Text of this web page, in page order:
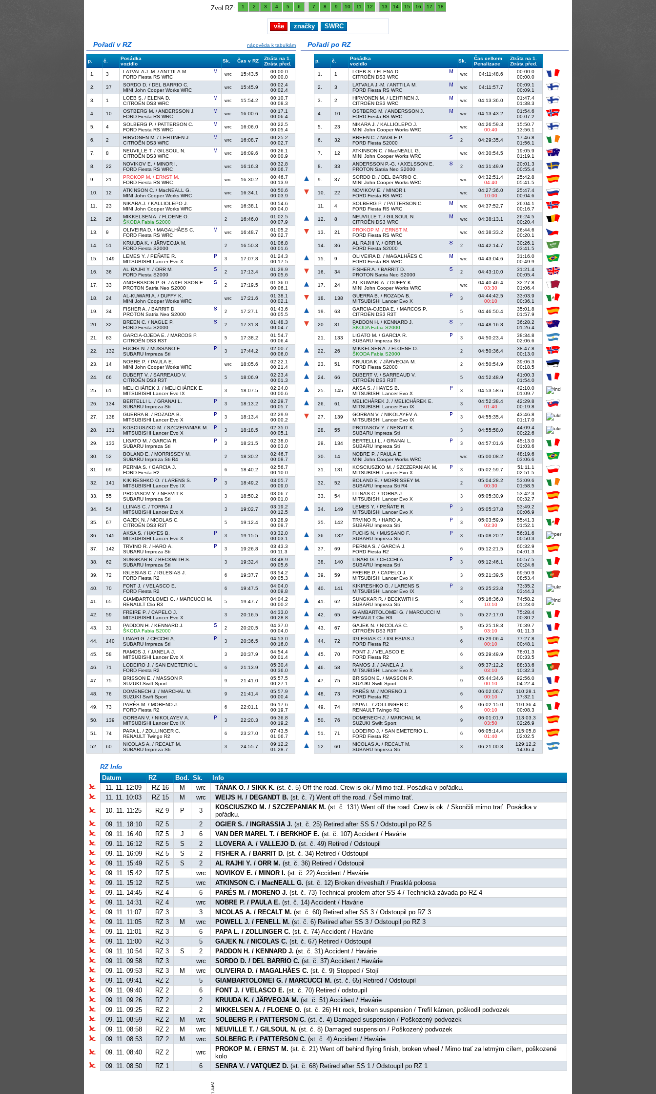
Zvol RZ: 1 2 3 4 5 6 7 8 9 10 11 12 13 14 15 16 17 18
vše značky SWRC
Pořadí v RZ nápověda k tabulkám
p. č.
Posádka
vozidlo
Sk. Čas v RZ
Ztráta na 1.
Ztráta před.
1.
3
LATVALA J.-M. / ANTTILA M.
FORD Fiesta RS WRC
wrc 15:43.5
00:00.0
00:00.0
2.
37
SORDO D. / DEL BARRIO C.
MINI John Cooper Works WRC
wrc 15:45.9
00:02.4
00:02.4
3.
1
LOEB S. / ELENA D.
CITROËN DS3 WRC
wrc 15:54.2
00:10.7
00:08.3
4.
10
OSTBERG M. / ANDERSSON J.
FORD Fiesta RS WRC
wrc 16:00.6
00:17.1
00:06.4
5.
4
SOLBERG P. / PATTERSON C.
FORD Fiesta RS WRC
wrc 16:06.0
00:22.5
00:05.4
6.
2
HIRVONEN M. / LEHTINEN J.
CITROËN DS3 WRC
wrc 16:08.7
00:25.2
00:02.7
7.
8
NEUVILLE T. / GILSOUL N.
CITROËN DS3 WRC
wrc 16:09.6
00:26.1
00:00.9
8.
22
NOVIKOV E. / MINOR I.
FORD Fiesta RS WRC
wrc 16:16.3
00:32.8
00:06.7
9.
21
PROKOP M. / ERNST M.
FORD Fiesta RS WRC
wrc 16:30.2
00:46.7
00:13.9
10.
12
ATKINSON C. / MacNEALL G.
MINI John Cooper Works WRC
wrc 16:34.1
00:50.6
00:03.9
11.
23
NIKARA J. / KALLIOLEPO J.
MINI John Cooper Works WRC
wrc 16:38.1
00:54.6
00:04.0
12.
26
MIKKELSEN A. / FLOENE O.
ŠKODA Fabia S2000
2 16:46.0
01:02.5
00:07.9
13.
9
OLIVEIRA D. / MAGALHÃES C.
FORD Fiesta RS WRC
wrc 16:48.7
01:05.2
00:02.7
14.
51
KRUUDA K. / JÄRVEOJA M.
FORD Fiesta S2000
2 16:50.3
01:06.8
00:01.6
15.
149
LEMES Y. / PEÑATE R.
MITSUBISHI Lancer Evo X
3 17:07.8
01:24.3
00:17.5
16.
36
AL RAJHI Y. / ORR M.
FORD Fiesta S2000
2 17:13.4
01:29.9
00:05.6
17.
33
ANDERSSON P.-G. / AXELSSON E.
PROTON Satria Neo S2000
2 17:19.5
01:36.0
00:06.1
18.
24
AL-KUWARI A. / DUFFY K.
MINI John Cooper Works WRC
wrc 17:21.6
01:38.1
00:02.1
19.
34
FISHER A. / BARRIT D.
PROTON Satria Neo S2000
2 17:27.1
01:43.6
00:05.5
20.
32
BREEN C. / NAGLE P.
FORD Fiesta S2000
2 17:31.8
01:48.3
00:04.7
21.
63
GARCIA-OJEDA E. / MARCOS P.
CITROËN DS3 R3T
5 17:38.2
01:54.7
00:06.4
22.
132
FUCHS N. / MUSSANO F.
SUBARU Impreza Sti
3 17:44.2
02:00.7
00:06.0
23.
14
NOBRE P. / PAULA E.
MINI John Cooper Works WRC
wrc 18:05.6
02:22.1
00:21.4
24.
66
DUBERT V. / SARREAUD V.
CITROËN DS3 R3T
5 18:06.9
02:23.4
00:01.3
25.
61
MELICHÁREK J. / MELICHÁREK E.
MITSUBISHI Lancer Evo IX
3 18:07.5
02:24.0
00:00.6
26.
134
BERTELLI L. / GRANAI L.
SUBARU Impreza Sti
3 18:13.2
02:29.7
00:05.7
27.
138
GUERRA B. / ROZADA B.
MITSUBISHI Lancer Evo X
3 18:13.4
02:29.9
00:00.2
28.
131
KOSCIUSZKO M. / SZCZEPANIAK M.
MITSUBISHI Lancer Evo X
3 18:18.5
02:35.0
00:05.1
29.
133
LIGATO M. / GARCIA R.
SUBARU Impreza Sti
3 18:21.5
02:38.0
00:03.0
30.
52
BOLAND E. / MORRISSEY M.
SUBARU Impreza Sti R4
2 18:30.2
02:46.7
00:08.7
31.
69
PERNIA S. / GARCIA J.
FORD Fiesta R2
6 18:40.2
02:56.7
00:10.0
32.
141
KIKIRESHKO O. / LARENS S.
MITSUBISHI Lancer Evo IX
3 18:49.2
03:05.7
00:09.0
33.
55
PROTASOV Y. / NESVIT K.
SUBARU Impreza Sti
3 18:50.2
03:06.7
00:01.0
34.
54
LLINAS C. / TORRA J.
MITSUBISHI Lancer Evo X
3 19:02.7
03:19.2
00:12.5
35.
67
GAJEK N. / NICOLAS C.
CITROËN DS3 R3T
5 19:12.4
03:28.9
00:09.7
36.
145
AKSA S. / HAYES B.
MITSUBISHI Lancer Evo X
3 19:15.5
03:32.0
00:03.1
37.
142
TRVINO R. / HARO A.
SUBARU Impreza Sti
3 19:26.8
03:43.3
00:11.3
38.
62
SUNGKAR R. / BECKWITH S.
SUBARU Impreza Sti
3 19:32.4
03:48.9
00:05.6
39.
72
IGLESIAS C. / IGLESIAS J.
FORD Fiesta R2
6 19:37.7
03:54.2
00:05.3
40.
70
FONT J. / VELASCO E.
FORD Fiesta R2
6 19:47.5
04:04.0
00:09.8
41.
65
GIAMBARTOLOMEI G. / MARCUCCI M.
RENAULT Clio R3
5 19:47.7
04:04.2
00:00.2
42.
59
FREIRE P. / CAPELO J.
MITSUBISHI Lancer Evo X
3 20:16.5
04:33.0
00:28.8
43.
31
PADDON H. / KENNARD J.
ŠKODA Fabia S2000
2 20:20.5
04:37.0
00:04.0
44.
140
LINARI G. / CECCHI A.
SUBARU Impreza Sti
3 20:36.5
04:53.0
00:16.0
45.
58
RAMOS J. / JANELA J.
MITSUBISHI Lancer Evo X
3 20:37.9
04:54.4
00:01.4
46.
71
LODEIRO J. / SAN EMETERIO L.
FORD Fiesta R2
6 21:13.9
05:30.4
00:36.0
47.
75
BRISSON E. / MASSON P.
SUZUKI Swift Sport
9 21:41.0
05:57.5
00:27.1
48.
76
DOMENECH J. / MARCHAL M.
SUZUKI Swift Sport
9 21:41.4
05:57.9
00:00.4
49.
73
PARÉS M. / MORENO J.
FORD Fiesta R2
6 22:01.1
06:17.6
00:19.7
50.
139
GORBAN V. / NIKOLAYEV A.
MITSUBISHI Lancer Evo IX
3 22:20.3
06:36.8
00:19.2
51.
74
PAPA L. / ZOLLINGER C.
RENAULT Twingo R2
6 23:27.0
07:43.5
01:06.7
52.
60
NICOLAS A. / RECALT M.
SUBARU Impreza Sti
3 24:55.7
09:12.2
01:28.7
Pořadí po RZ
p. č.
Posádka
vozidlo
Sk.
Čas celkem
Penalizace
Ztráta na 1.
Ztráta před.
1.
1
LOEB S. / ELENA D.
CITROËN DS3 WRC
wrc 04:11:48.6
00:00.0
00:00.0
2.
3
LATVALA J.-M. / ANTTILA M.
FORD Fiesta RS WRC
wrc 04:11:57.7
00:09.1
00:09.1
3.
2
HIRVONEN M. / LEHTINEN J.
CITROËN DS3 WRC
wrc 04:13:36.0
01:47.4
01:38.3
4.
10
OSTBERG M. / ANDERSSON J.
FORD Fiesta RS WRC
wrc 04:13:43.2
01:54.6
00:07.2
5.
23
NIKARA J. / KALLIOLEPO J.
MINI John Cooper Works WRC
wrc
04:26:59.3
00:40
15:50.7
13:56.1
6.
32
BREEN C. / NAGLE P.
FORD Fiesta S2000
2 04:29:35.4
17:46.8
01:56.1
7.
12
ATKINSON C. / MacNEALL G.
MINI John Cooper Works WRC
wrc 04:30:54.5
19:05.9
01:19.1
8.
33
ANDERSSON P.-G. / AXELSSON E.
PROTON Satria Neo S2000
2 04:31:49.9
20:01.3
00:55.4
9.
37
SORDO D. / DEL BARRIO C.
MINI John Cooper Works WRC
wrc
04:32:51.4
04:40
25:42.8
05:41.5
10.
22
NOVIKOV E. / MINOR I.
FORD Fiesta RS WRC
wrc
04:27:36.0
10:00
25:47.4
00:04.6
11.
4
SOLBERG P. / PATTERSON C.
FORD Fiesta RS WRC
wrc 04:37:52.7
26:04.1
00:16.7
12.
8
NEUVILLE T. / GILSOUL N.
CITROËN DS3 WRC
wrc 04:38:13.1
26:24.5
00:20.4
13.
21
PROKOP M. / ERNST M.
FORD Fiesta RS WRC
wrc 04:38:33.2
26:44.6
00:20.1
14.
36
AL RAJHI Y. / ORR M.
FORD Fiesta S2000
2 04:42:14.7
30:26.1
03:41.5
15.
9
OLIVEIRA D. / MAGALHÃES C.
FORD Fiesta RS WRC
wrc 04:43:04.6
31:16.0
00:49.9
16.
34
FISHER A. / BARRIT D.
PROTON Satria Neo S2000
2 04:43:10.0
31:21.4
00:05.4
17.
24
AL-KUWARI A. / DUFFY K.
MINI John Cooper Works WRC
wrc
04:40:46.4
03:30
32:27.8
01:06.4
18.
138
GUERRA B. / ROZADA B.
MITSUBISHI Lancer Evo X
3
04:44:42.5
00:10
33:03.9
00:36.1
19.
63
GARCIA-OJEDA E. / MARCOS P.
CITROËN DS3 R3T
5 04:46:50.4
35:01.8
01:57.9
20.
31
PADDON H. / KENNARD J.
ŠKODA Fabia S2000
2 04:48:16.8
36:28.2
01:26.4
21.
133
LIGATO M. / GARCIA R.
SUBARU Impreza Sti
3 04:50:23.4
38:34.8
02:06.6
22.
26
MIKKELSEN A. / FLOENE O.
ŠKODA Fabia S2000
2 04:50:36.4
38:47.8
00:13.0
23.
51
KRUUDA K. / JÄRVEOJA M.
FORD Fiesta S2000
2 04:50:54.9
39:06.3
00:18.5
24.
66
DUBERT V. / SARREAUD V.
CITROËN DS3 R3T
5 04:52:48.9
41:00.3
01:54.0
25.
145
AKSA S. / HAYES B.
MITSUBISHI Lancer Evo X
3 04:53:58.6
42:10.0
01:09.7
26.
61
MELICHÁREK J. / MELICHÁREK E.
MITSUBISHI Lancer Evo IX
3
04:52:38.4
01:40
42:29.8
00:19.8
27.
139
GORBAN V. / NIKOLAYEV A.
MITSUBISHI Lancer Evo IX
3 04:55:35.4
43:46.8
01:17.0
28.
55
PROTASOV Y. / NESVIT K.
SUBARU Impreza Sti
3 04:55:58.0
44:09.4
00:22.6
29.
134
BERTELLI L. / GRANAI L.
SUBARU Impreza Sti
3 04:57:01.6
45:13.0
01:03.6
30.
14
NOBRE P. / PAULA E.
MINI John Cooper Works WRC
wrc 05:00:08.2
48:19.6
03:06.6
31.
131
KOSCIUSZKO M. / SZCZEPANIAK M.
MITSUBISHI Lancer Evo X
3 05:02:59.7
51:11.1
02:51.5
32.
52
BOLAND E. / MORRISSEY M.
SUBARU Impreza Sti R4
2
05:04:28.2
00:30
53:09.6
01:58.5
33.
54
LLINAS C. / TORRA J.
MITSUBISHI Lancer Evo X
3 05:05:30.9
53:42.3
00:32.7
34.
149
LEMES Y. / PEÑATE R.
MITSUBISHI Lancer Evo X
3 05:05:37.8
53:49.2
00:06.9
35.
142
TRVINO R. / HARO A.
SUBARU Impreza Sti
3
05:03:59.9
03:30
55:41.3
01:52.1
36.
132
FUCHS N. / MUSSANO F.
SUBARU Impreza Sti
3 05:08:20.2
56:31.6
00:50.3
37.
69
PERNIA S. / GARCIA J.
FORD Fiesta R2
6 05:12:21.5
60:32.9
04:01.3
38.
140
LINARI G. / CECCHI A.
SUBARU Impreza Sti
3 05:12:46.1
60:57.5
00:24.6
39.
59
FREIRE P. / CAPELO J.
MITSUBISHI Lancer Evo X
3 05:21:39.5
69:50.9
08:53.4
40.
141
KIKIRESHKO O. / LARENS S.
MITSUBISHI Lancer Evo IX
3 05:25:23.8
73:35.2
03:44.3
41.
62
SUNGKAR R. / BECKWITH S.
SUBARU Impreza Sti
3
05:16:36.8
10:10
74:58.2
01:23.0
42.
65
GIAMBARTOLOMEI G. / MARCUCCI M.
RENAULT Clio R3
5 05:27:17.0
75:28.4
00:30.2
43.
67
GAJEK N. / NICOLAS C.
CITROËN DS3 R3T
5
05:25:18.3
03:10
76:39.7
01:11.3
44.
72
IGLESIAS C. / IGLESIAS J.
FORD Fiesta R2
6
05:29:06.4
00:10
77:27.8
00:48.1
45.
70
FONT J. / VELASCO E.
FORD Fiesta R2
6 05:29:49.9
78:01.3
00:33.5
46.
58
RAMOS J. / JANELA J.
MITSUBISHI Lancer Evo X
3
05:37:12.2
03:10
88:33.6
10:32.3
47.
75
BRISSON E. / MASSON P.
SUZUKI Swift Sport
9
05:44:34.6
00:10
92:56.0
04:22.4
48.
73
PARÉS M. / MORENO J.
FORD Fiesta R2
6
06:02:06.7
00:10
110:28.1
17:32.1
49.
74
PAPA L. / ZOLLINGER C.
RENAULT Twingo R2
6
06:02:15.0
00:10
110:36.4
00:08.3
50.
76
DOMENECH J. / MARCHAL M.
SUZUKI Swift Sport
9
06:01:01.9
03:50
113:03.3
02:26.9
51.
71
LODEIRO J. / SAN EMETERIO L.
FORD Fiesta R2
6
06:05:14.4
01:40
115:05.8
02:02.5
52.
60
NICOLAS A. / RECALT M.
SUBARU Impreza Sti
3 06:21:00.8
129:12.2
14:06.4
RZ Info
Datum
RZ Bod. Sk.
Info
11. 11. 12:09
RZ 16 M wrc TÄNAK O. / SIKK K. (st. č. 5) Off the road. Crew is ok./ Mimo trať. Posádka v pořádku.
11. 11. 10:03
RZ 15 M wrc WEIJS H. / DEGANDT B. (st. č. 7) Went off the road. / Šel mimo trať.
10. 11. 11:25
RZ 9 P 3 KOSCIUSZKO M. / SZCZEPANIAK M. (st. č. 131) Went off the road. Crew is ok. / Skončili mimo trať. Posádka v
pořádku.
09. 11. 18:10
RZ 5 2 OGIER S. / INGRASSIA J. (st. č. 25) Retired after SS 5 / Odstoupil po RZ 5
09. 11. 16:40
RZ 5 J 6 VAN DER MAREL T. / BERKHOF E. (st. č. 107) Accident / Havárie
09. 11. 16:12
RZ 5 S 2 LLOVERA A. / VALLEJO D. (st. č. 49) Retired / Odstoupil
09. 11. 16:09
RZ 5 S 2 FISHER A. / BARRIT D. (st. č. 34) Retired / Odstoupil
09. 11. 15:49
RZ 5 S 2 AL RAJHI Y. / ORR M. (st. č. 36) Retired / Odstoupil
09. 11. 15:42
RZ 5 wrc NOVIKOV E. / MINOR I. (st. č. 22) Accident / Havárie
09. 11. 15:12
RZ 5 wrc ATKINSON C. / MacNEALL G. (st. č. 12) Broken driveshaft / Prasklá poloosa
09. 11. 14:45
RZ 4 6 PARÉS M. / MORENO J. (st. č. 73) Technical problem after SS 4 / Technická závada po RZ 4
09. 11. 14:31
RZ 4 wrc NOBRE P. / PAULA E. (st. č. 14) Accident / Havárie
09. 11. 11:07
RZ 3 3 NICOLAS A. / RECALT M. (st. č. 60) Retired after SS 3 / Odstoupil po RZ 3
09. 11. 11:05
RZ 3 M wrc POWELL J. / FENELL M. (st. č. 6) Retired after SS 3 / Odstoupil po RZ 3
09. 11. 11:01
RZ 3 6 PAPA L. / ZOLLINGER C. (st. č. 74) Accident / Havárie
09. 11. 11:00
RZ 3 5 GAJEK N. / NICOLAS C. (st. č. 67) Retired / Odstoupil
09. 11. 10:54
RZ 3 S 2 PADDON H. / KENNARD J. (st. č. 31) Accident / Havárie
09. 11. 09:58
RZ 3 wrc SORDO D. / DEL BARRIO C. (st. č. 37) Accident / Havárie
09. 11. 09:53
RZ 3 M wrc OLIVEIRA D. / MAGALHÃES C. (st. č. 9) Stopped / Stojí
09. 11. 09:41
RZ 2 5 GIAMBARTOLOMEI G. / MARCUCCI M. (st. č. 65) Retired / Odstoupil
09. 11. 09:40
RZ 2 6 FONT J. / VELASCO E. (st. č. 70) Retired / odstoupil
09. 11. 09:26
RZ 2 2 KRUUDA K. / JÄRVEOJA M. (st. č. 51) Accident / Havárie
09. 11. 09:25
RZ 2 2 MIKKELSEN A. / FLOENE O. (st. č. 26) Hit rock, broken suspension / Trefil kámen, poškodil podvozek
09. 11. 08:59
RZ 2 M wrc SOLBERG P. / PATTERSON C. (st. č. 4) Damaged suspension / Poškozený podvozek
09. 11. 08:58
RZ 2 M wrc NEUVILLE T. / GILSOUL N. (st. č. 8) Damaged suspension / Poškozený podvozek
09. 11. 08:53
RZ 2 M wrc SOLBERG P. / PATTERSON C. (st. č. 4) Accident / Havárie
09. 11. 08:40
RZ 2 wrc PROKOP M. / ERNST M. (st. č. 21) Went off behind flying finish, broken wheel / Mimo trať za letmým cílem, poškozené
kolo
09. 11. 08:50
RZ 1 6 SENRA V. / VATQUEZ D. (st. č. 68) Retired after SS 1 / Odstoupil po RZ 1